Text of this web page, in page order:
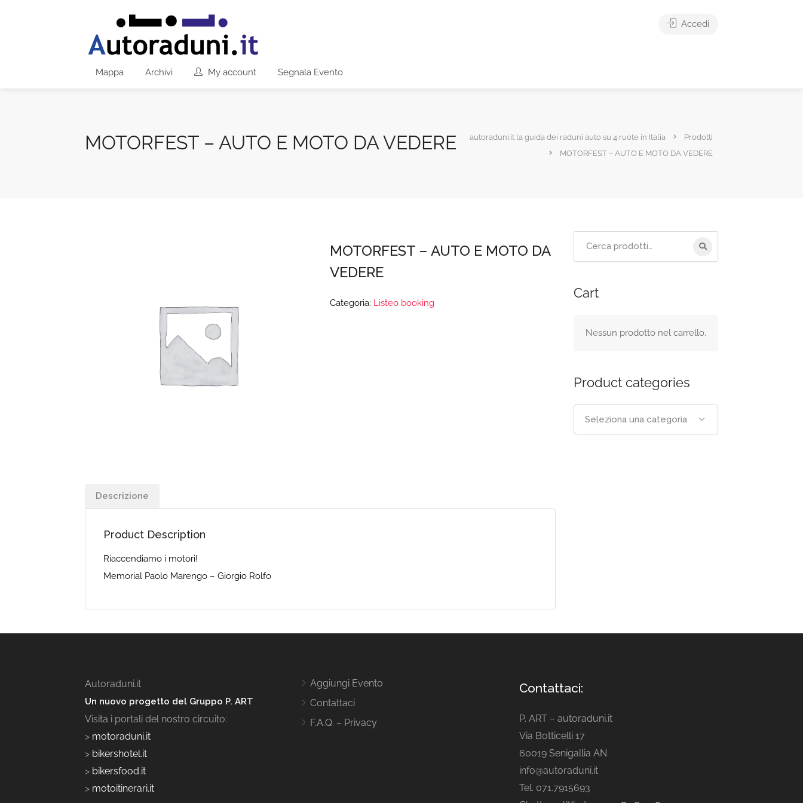
Mappa Archivi My account Segnala Evento
Accedi
MOTORFEST – AUTO E MOTO DA VEDERE autoraduni.it la guida dei raduni auto su 4 ruote in Italia
Prodotti
MOTORFEST – AUTO E MOTO DA VEDERE
MOTORFEST – AUTO E MOTO DA
VEDERE
Categoria: Listeo booking
Descrizione
Product Description
Riaccendiamo i motori!
Memorial Paolo Marengo – Giorgio Rolfo
Cart
Nessun prodotto nel carrello.
Product categories
Seleziona una categoria
Autoraduni.it
Un nuovo progetto del Gruppo P. ART
Visita i portali del nostro circuito:
> motoraduni.it
> bikershotel.it
> bikersfood.it
> motoitinerari.it
Aggiungi Evento
Contattaci
F.A.Q. – Privacy
Contattaci:
P. ART – autoraduni.it
Via Botticelli 17
60019 Senigallia AN
info@autoraduni.it
Tel. 071.7915693